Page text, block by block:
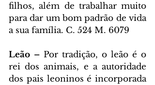
filhos, além de trabalhar muito
para dar um bom padrão de vida
a sua família. C. 524 M. 6079
Leão – Por tradição, o leão é o
rei dos animais, e a autoridade
dos pais leoninos é incorporada